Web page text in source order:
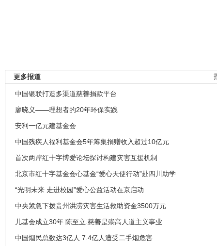
更多报道
中国银联打造多渠道慈善捐款平台
廖晓义——理想者的20年环保实践
安利一亿元建基金会
中国残疾人福利基金会5年筹集捐赠收入超过10亿元
首次两岸红十字博爱论坛探讨构建灾害互援机制
北京市红十字基金会心基金“爱心天使行动”赴四川助学
“光明未来 走进校园”爱心公益活动在京启动
中央紧急下拨贵州洪涝灾害生活救助资金3500万元
儿基会成立30年 陈至立:慈善是崇高人道主义事业
中国烟民总数达3亿人 7.4亿人遭受二手烟危害